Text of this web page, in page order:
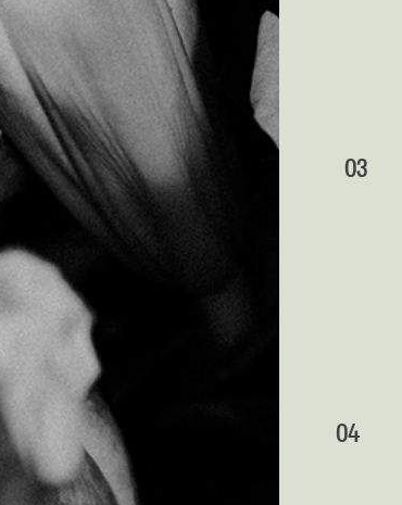
03
04